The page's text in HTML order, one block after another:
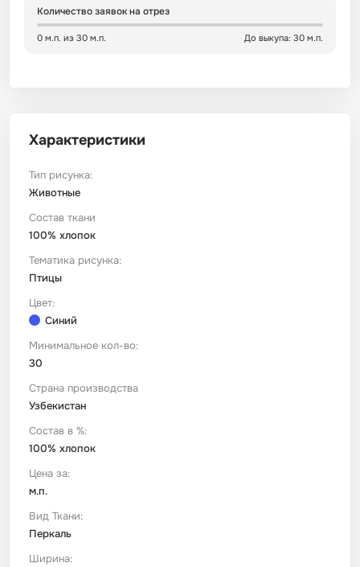
Количество заявок на отрез
0 м.п. из 30 м.п. До выкупа: 30 м.п.
Характеристики
Тип рисунка:
Животные
Состав ткани
100% хлопок
Тематика рисунка:
Птицы
Цвет:
Синий
Минимальное кол-во:
30
Страна производства
Узбекистан
Состав в %:
100% хлопок
Цена за:
м.п.
Вид Ткани:
Перкаль
Ширина:
Сатин
Сатин Страйп
Сатин Твил
Сетка
Ситец
Спанбонд
ТиСи Твил
Трикотаж
Тюль
Фланель
Флис
Футер
Шелк Армани
Штапель
Зеленый
Детский
Город / архитектура
Морская тема
Космос
Техника / транспорт
Этнический
Имитации материалов